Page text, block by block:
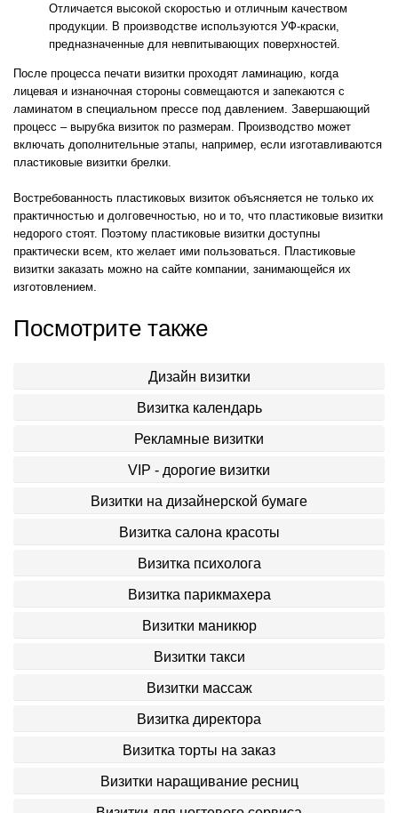
Отличается высокой скоростью и отличным качеством
продукции. В производстве используются УФ-краски,
предназначенные для невпитывающих поверхностей.
После процесса печати визитки проходят ламинацию, когда
лицевая и изнаночная стороны совмещаются и запекаются с
ламинатом в специальном прессе под давлением. Завершающий
процесс – вырубка визиток по размерам. Производство может
включать дополнительные этапы, например, если изготавливаются
пластиковые визитки брелки.
Востребованность пластиковых визиток объясняется не только их
практичностью и долговечностью, но и то, что пластиковые визитки
недорого стоят. Поэтому пластиковые визитки доступны
практически всем, кто желает ими пользоваться. Пластиковые
визитки заказать можно на сайте компании, занимающейся их
изготовлением.
Посмотрите также
Дизайн визитки
Визитка календарь
Рекламные визитки
VIP - дорогие визитки
Визитки на дизайнерской бумаге
Визитка салона красоты
Визитка психолога
Визитка парикмахера
Визитки маникюр
Визитки такси
Визитки массаж
Визитка директора
Визитка торты на заказ
Визитки наращивание ресниц